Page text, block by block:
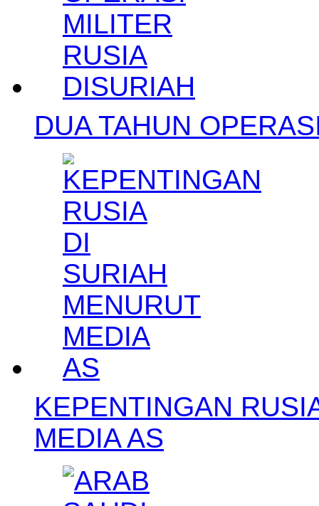
DUA TAHUN
KEPENTINGAN
MEDIA AS